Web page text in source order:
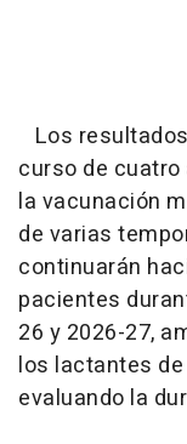
Los
curso de
la vacunación
de varias
continuarán
pacientes
26 y 2026-27,
los lactantes
evaluando la